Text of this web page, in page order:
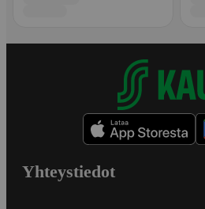
Yhteystiedot